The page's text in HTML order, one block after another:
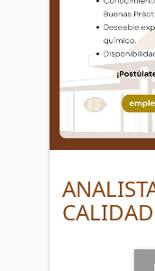
CALIDAD